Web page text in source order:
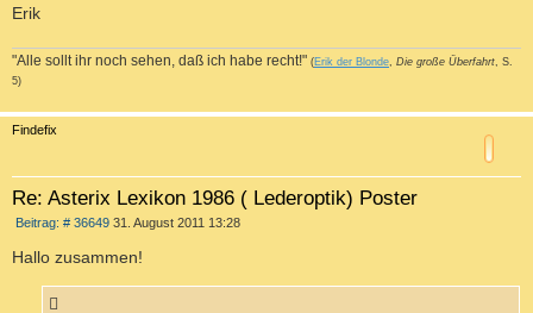
Erik
"Alle sollt ihr noch sehen, daß ich habe recht!" (Erik der Blonde, Die große Überfahrt, S.
5)
a
Findefix
Re: Asterix Lexikon 1986 ( Lederoptik) Poster
Beitrag: # 36649B
i
r
31. August 2011 13:28
Hallo zusammen!